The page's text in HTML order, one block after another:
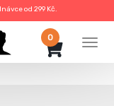
od 299 Kč.
0